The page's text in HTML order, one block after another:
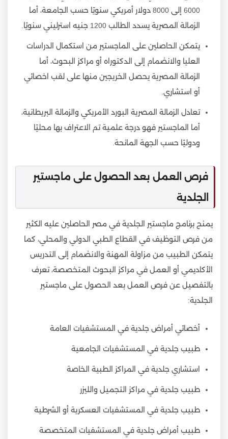
6000 إلى 8000 دولار أمريكي سنويًا حسب الجامعة، أما
الزمالة المصرية يسدد الطالب 1200 جنيه استرليني سنويًا.
يتمكن الحاصلين على الماجستير من استكمال الدراسات
العليا والانضمام إلى الدكتوراه أو مراكز البحوث، أما
الزمالة المصرية يحصل الخريجين منها على لقب اخصائي
أو استشاري.
تعادل الزمالة المصرية البورد الأمريكي والزمالة البريطانية،
أما الماجستير فهو درجة علمية تم الاعتراف بها محليًا
ودوليًا حسب الجهة المانحة.
فرص العمل بعد الحصول على ماجستير
الجلدية
يمنح برنامج ماجستير الجلدية في مصر الحاصلين عليه الكثير
من فرص التوظيف في القطاع الطبي الدولي والمحلي، كما
يتمكن الطبيب من مزاولة المهنة والانضمام إلى التدريس
الأكاديمي أو العمل في مراكز البحوث المتخصصة، تعرف
بالتفصيل عن فرص العمل بعد الحصول على ماجستير
الجلدية:
أخصائي أمراض جلدية في المستشفيات العامة
طبيب جلدية في المستشفيات الجامعية
استشاري جلدية في المراكز الطبية الخاصة
طبيب جلدية في مراكز التجميل والليزر
طبيب جلدية في المستشفيات العسكرية أو الشرطية
طبيب أمراض جلدية في المستشفيات المتخصصة